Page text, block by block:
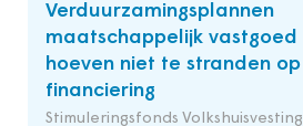
Verduurzamingsplannen
maatschappelijk vastgoed
hoeven niet te stranden op
financiering
Stimuleringsfonds Volkshuisvesting